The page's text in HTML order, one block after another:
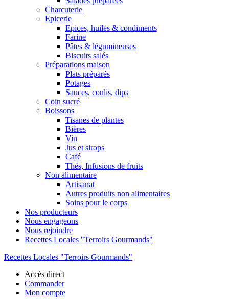
Charcuterie
Epicerie
Epices, huiles & condiments
Farine
Pâtes & légumineuses
Biscuits salés
Préparations maison
Plats préparés
Potages
Sauces, coulis, dips
Coin sucré
Boissons
Tisanes de plantes
Bières
Vin
Jus et sirops
Café
Thés, Infusions de fruits
Non alimentaire
Artisanat
Autres produits non alimentaires
Soins pour le corps
Nos producteurs
Nous engageons
Nous rejoindre
Recettes Locales "Terroirs Gourmands"
Recettes Locales "Terroirs Gourmands"
Accès direct
Commander
Mon compte